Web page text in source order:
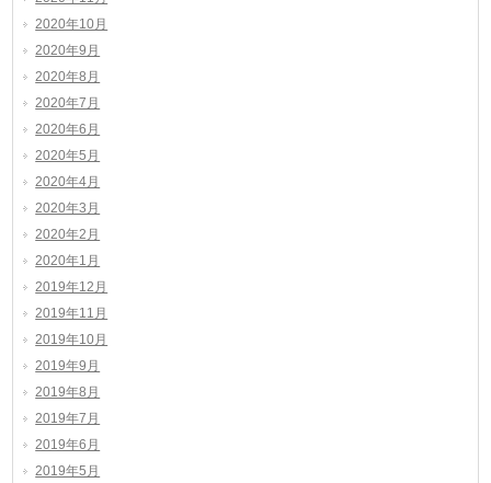
2020年10月
2020年9月
2020年8月
2020年7月
2020年6月
2020年5月
2020年4月
2020年3月
2020年2月
2020年1月
2019年12月
2019年11月
2019年10月
2019年9月
2019年8月
2019年7月
2019年6月
2019年5月